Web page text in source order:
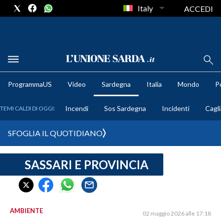
METEO
CRONACA SARDEGNA
CAGLIARI
SULCIS IGLESIENTE
Italy ACCEDI
ProgrammaUS Video Sardegna Italia Mondo
TEMI CALDI DI OGGI: Incendi Sos Sardegna Incidenti
SFOGLIA IL QUOTIDIANO
SASSARI E PROVINCIA
AMBIENTE 02 maggio 2026 alle 17:18